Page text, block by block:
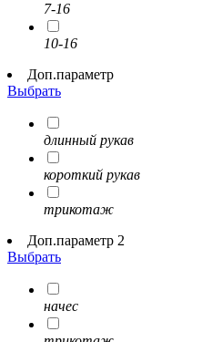
7-16
10-16
Доп.параметр
Выбрать
длинный рукав
короткий рукав
трикотаж
Доп.параметр 2
Выбрать
начес